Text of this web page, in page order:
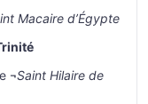
Macaire d’Égypte
¬Saint Hilaire de